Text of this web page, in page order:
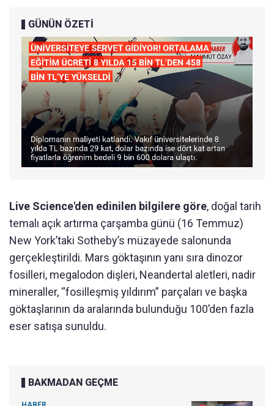
GÜNÜN ÖZETİ
Live Science'den edinilen bilgilere göre, doğal tarih
temalı açık artırma çarşamba günü (16 Temmuz)
New York’taki Sotheby’s müzayede salonunda
gerçekleştirildi. Mars göktaşının yanı sıra dinozor
fosilleri, megalodon dişleri, Neandertal aletleri, nadir
mineraller, “fosilleşmiş yıldırım” parçaları ve başka
göktaşlarının da aralarında bulunduğu 100’den fazla
eser satışa sunuldu.
BAKMADAN GEÇME